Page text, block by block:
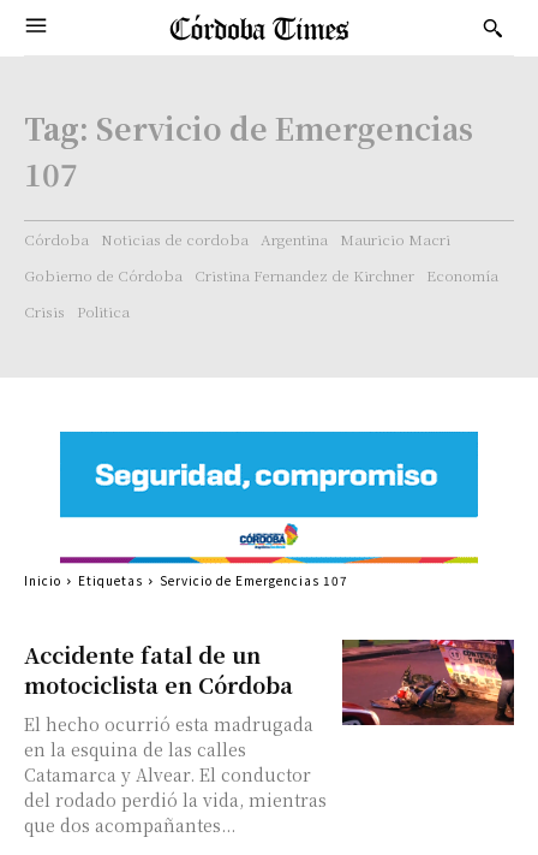
Tag: Servicio de Emergencias
107
Córdoba Noticias de cordoba Argentina
Mauricio Macri
Gobierno de Córdoba
Cristina Fernandez de Kirchner
Economía
Crisis
Politica
Accidente fatal de un
motociclista en Córdoba
El hecho ocurrió esta madrugada
en la esquina de las calles
Catamarca y Alvear. El conductor
del rodado perdió la vida, mientras
que dos acompañantes...
Inicio Etiquetas Servicio de Emergencias 107